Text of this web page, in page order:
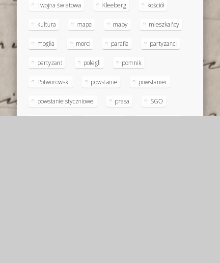
I wojna światowa Kleeberg kościół
kultura mapa mapy mieszkańcy
mogiła mord parafia partyzanci
partyzant polegli pomnik
Potworowski powstanie powstaniec
powstanie styczniowe prasa SGO